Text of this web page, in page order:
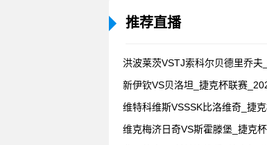
推荐直播
新伊钦VS贝洛坦_捷克杯联赛
维特科维斯VSSSK比洛维奇_捷